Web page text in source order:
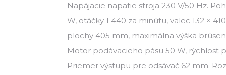
Napájacie napätie stroja 230 V/50 Hz.
W, otáčky 1 440 za minútu, valec 132 ×
plochy 405 mm, maximálna výška
Motor podávacieho pásu 50 W, rýchlosť
Priemer výstupu pre odsávač 62 mm.